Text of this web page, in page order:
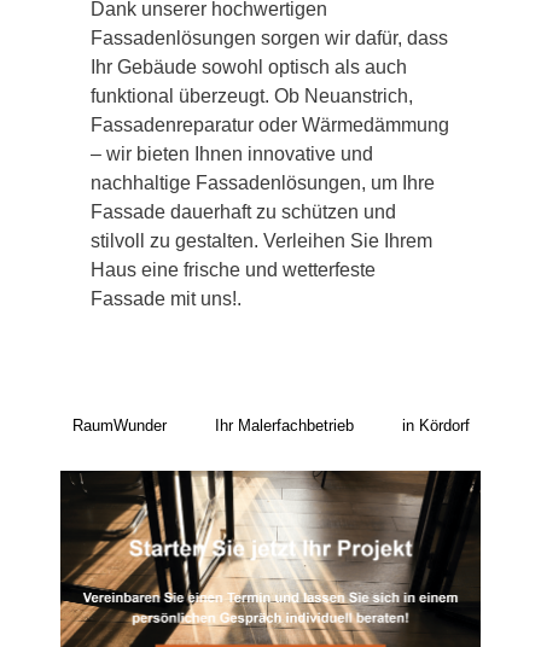
Dank unserer hochwertigen
Fassadenlösungen sorgen wir dafür, dass
Ihr Gebäude sowohl optisch als auch
funktional überzeugt. Ob Neuanstrich,
Fassadenreparatur oder Wärmedämmung
– wir bieten Ihnen innovative und
nachhaltige Fassadenlösungen, um Ihre
Fassade dauerhaft zu schützen und
stilvoll zu gestalten. Verleihen Sie Ihrem
Haus eine frische und wetterfeste
Fassade mit uns!.
RaumWunder Ihr Malerfachbetrieb in Kördorf